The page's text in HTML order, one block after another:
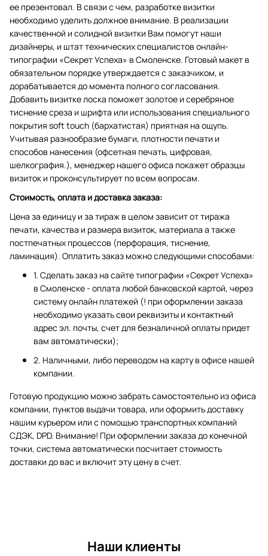
ее презентовал. В связи с чем, разработке визитки
необходимо уделить должное внимание. В реализации
качественной и солидной визитки Вам помогут наши
дизайнеры, и штат технических специалистов онлайн-
типографии «Секрет Успеха» в Смоленске. Готовый макет в
обязательном порядке утверждается с заказчиком, и
дорабатывается до момента полного согласования.
Добавить визитке лоска поможет золотое и серебряное
тиснение среза и шрифта или использования специального
покрытия soft touch (бархатистая) приятная на ощупь.
Учитывая разнообразие бумаги, плотности печати и
способов нанесения (офсетная печать, цифровая,
шелкография.), менеджер нашего офиса покажет образцы
визиток и проконсультирует по всем вопросам.
Стоимость, оплата и доставка заказа:
Цена за единицу и за тираж в целом зависит от тиража
печати, качества и размера визиток, материала а также
постпечатных процессов (перфорация, тиснение,
ламинация). Оплатить заказ можно следующими способами:
1. Сделать заказ на сайте типографии «Секрет Успеха»
в Смоленске - оплата любой банковской картой, через
систему онлайн платежей (! при оформлении заказа
необходимо указать свои реквизиты и контактный
адрес эл. почты, счет для безналичной оплаты придет
вам автоматически);
2. Наличными, либо переводом на карту в офисе нашей
компании.
Готовую продукцию можно забрать самостоятельно из офиса
компании, пунктов выдачи товара, или оформить доставку
нашим курьером или с помощью транспортных компаний
СДЭК, DPD. Внимание! При оформлении заказа до конечной
точки, система автоматически посчитает стоимость
доставки до вас и включит эту цену в счет.
Наши клиенты